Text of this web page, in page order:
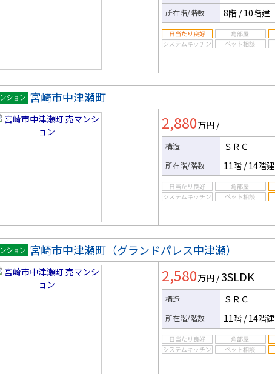
所在階/階数 8階 /10階建
ンシ
宮崎市中津瀬町
2,880万円 /
構造 ＳＲＣ
所在階/階数 11階 /14階建
ンシ
宮崎市中津瀬町（グランドパレス中津瀬）
2,580万円 / 3SLDK
構造 ＳＲＣ
所在階/階数 11階 /14階建